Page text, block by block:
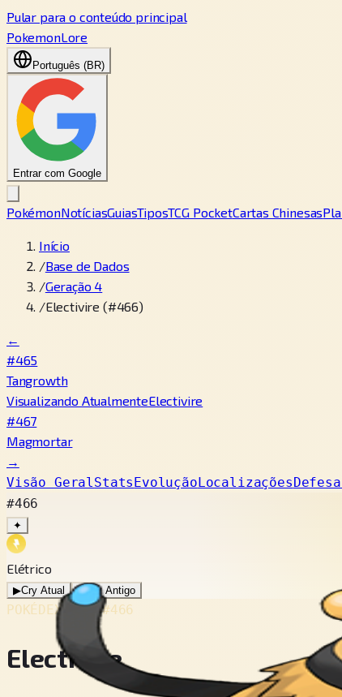
Pular para o conteúdo principal
PokemonLore
Português (BR)
Entrar com Google
PokémonNotíciasGuiasTiposTCG PocketCartas Chinesas
Início
/Base de Dados
/Geração 4
/Electivire (#466)
←
#465
Tangrowth
Visualizando AtualmenteElectivire
#467
Magmortar
→
Visão GeralStatsEvoluçãoLocalizações
#466
✦
Elétrico
▶Cry Atual ▶Cry Antigo
POKÉDEX No.#466
Electivire